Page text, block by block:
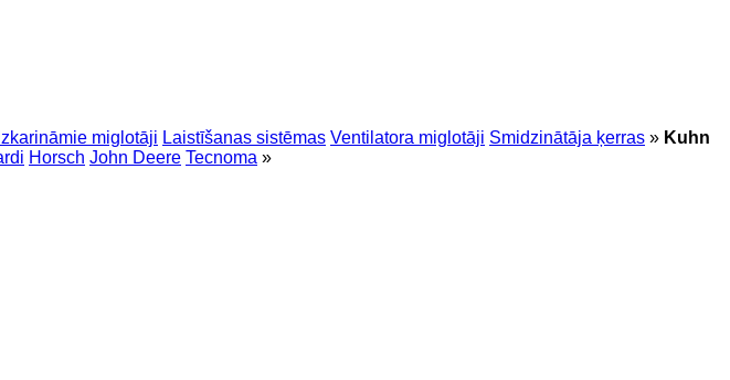
miglotāji Laistīšanas sistēmas Ventilatora miglotāji Smidzinātāja ķerras » Kuhn
Horsch John Deere Tecnoma »